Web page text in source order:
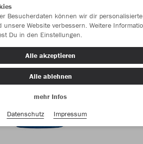
Besucherdaten können wir dir personalisierte
unsere Website verbessern. Weitere
Du in den Einstellungen.
Alle akzeptieren
Alle ablehnen
mehr Infos
Datenschutz
Impressum